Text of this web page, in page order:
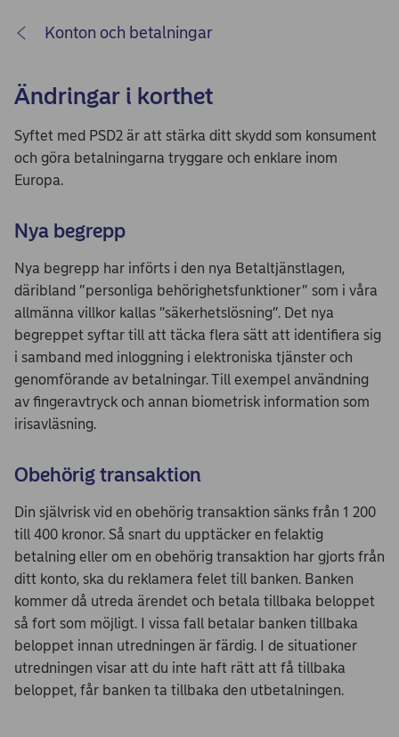
Konton och betalningar
Ändringar i korthet
Syftet med PSD2 är att stärka ditt skydd som konsument
och göra betalningarna tryggare och enklare inom
Europa.
Nya begrepp
Nya begrepp har införts i den nya Betaltjänstlagen,
däribland ”personliga behörighetsfunktioner” som i våra
allmänna villkor kallas ”säkerhetslösning”. Det nya
begreppet syftar till att täcka flera sätt att identifiera sig
i samband med inloggning i elektroniska tjänster och
genomförande av betalningar. Till exempel användning
av fingeravtryck och annan biometrisk information som
irisavläsning.
Obehörig transaktion
Din självrisk vid en obehörig transaktion sänks från 1 200
till 400 kronor. Så snart du upptäcker en felaktig
betalning eller om en obehörig transaktion har gjorts från
ditt konto, ska du reklamera felet till banken. Banken
kommer då utreda ärendet och betala tillbaka beloppet
så fort som möjligt. I vissa fall betalar banken tillbaka
beloppet innan utredningen är färdig. I de situationer
utredningen visar att du inte haft rätt att få tillbaka
beloppet, får banken ta tillbaka den utbetalningen.